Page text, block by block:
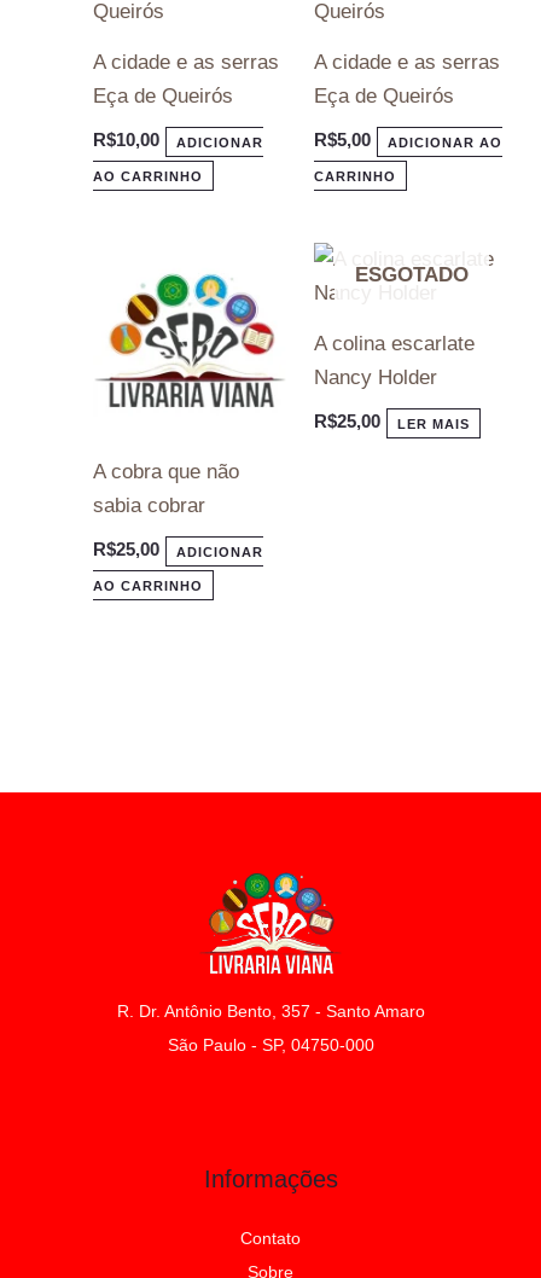
A cidade e as serras
Eça de Queirós
R$10,00 ADICIONAR
AO CARRINHO
A cidade e as serras
Eça de Queirós
R$5,00 ADICIONAR AO
CARRINHO
A cobra que não
sabia cobrar
R$25,00 ADICIONAR
AO CARRINHO
ESGOTADO
A colina escarlate
Nancy Holder
R$25,00 LER MAIS
R. Dr. Antônio Bento, 357 - Santo Amaro
São Paulo - SP, 04750-000
Informações
Contato
Sobre